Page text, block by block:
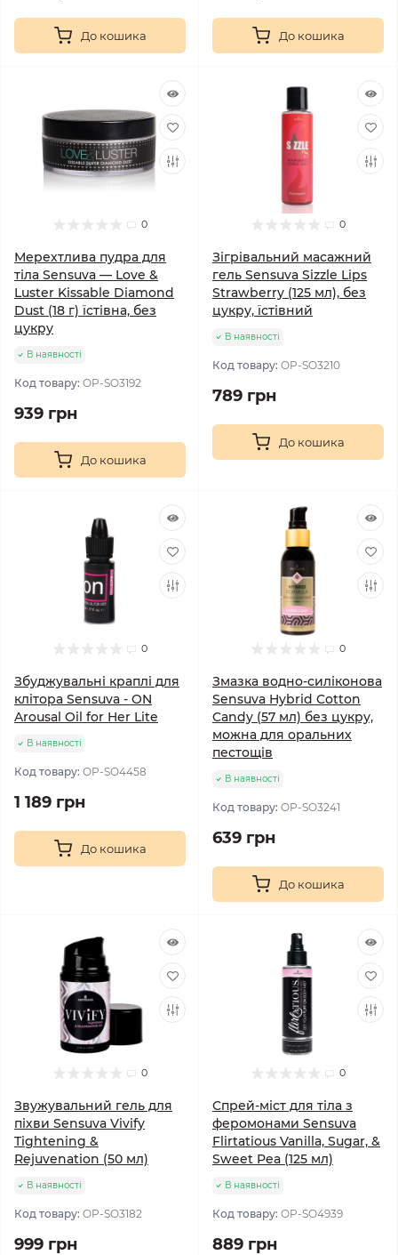
До кошика До кошика
0
Мерехтлива пудра для
тіла Sensuva — Love &
Luster Kissable Diamond
Dust (18 г) їстівна, без
цукру
В наявності
Код товару: OP-SO3192
939 грн
До кошика
0
Зігрівальний масажний
гель Sensuva Sizzle Lips
Strawberry (125 мл), без
цукру, їстівний
В наявності
Код товару: OP-SO3210
789 грн
До кошика
0
Збуджувальні краплі для
клітора Sensuva - ON
Arousal Oil for Her Lite
В наявності
Код товару: OP-SO4458
1 189 грн
До кошика
0
Змазка водно-силіконова
Sensuva Hybrid Cotton
Candy (57 мл) без цукру,
можна для оральних
пестощів
В наявності
Код товару: OP-SO3241
639 грн
До кошика
0
Звужувальний гель для
піхви Sensuva Vivify
Tightening &
Rejuvenation (50 мл)
В наявності
Код товару: OP-SO3182
999 грн
0
Спрей-міст для тіла з
феромонами Sensuva
Flirtatious Vanilla, Sugar, &
Sweet Pea (125 мл)
В наявності
Код товару: OP-SO4939
889 грн